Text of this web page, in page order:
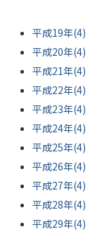
平成19年(4)
平成20年(4)
平成21年(4)
平成22年(4)
平成23年(4)
平成24年(4)
平成25年(4)
平成26年(4)
平成27年(4)
平成28年(4)
平成29年(4)